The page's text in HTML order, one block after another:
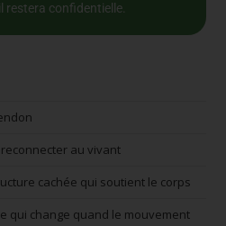
restera confidentielle.
au vivant
cachée qui soutient le corps
qui change quand le mouvement